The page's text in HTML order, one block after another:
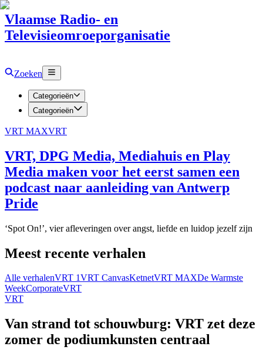
Vlaamse Radio- en
Televisieomroeporganisatie
Zoeken
Categorieën
Categorieën
VRT MAXVRT
VRT, DPG Media, Mediahuis en Play
Media maken voor het eerst samen een
podcast naar aanleiding van Antwerp
Pride
‘Spot On!’, vier afleveringen over angst, liefde en luidop jezelf zijn
Meest recente verhalen
Alle verhalenVRT 1VRT CanvasKetnetVRT MAXDe Warmste
WeekCorporateVRT
VRT
Van strand tot schouwburg: VRT zet deze
zomer de podiumkunsten centraal